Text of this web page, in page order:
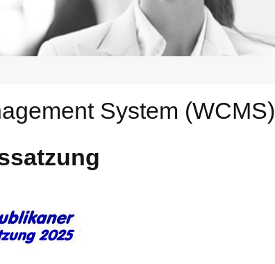
System (WCMS)